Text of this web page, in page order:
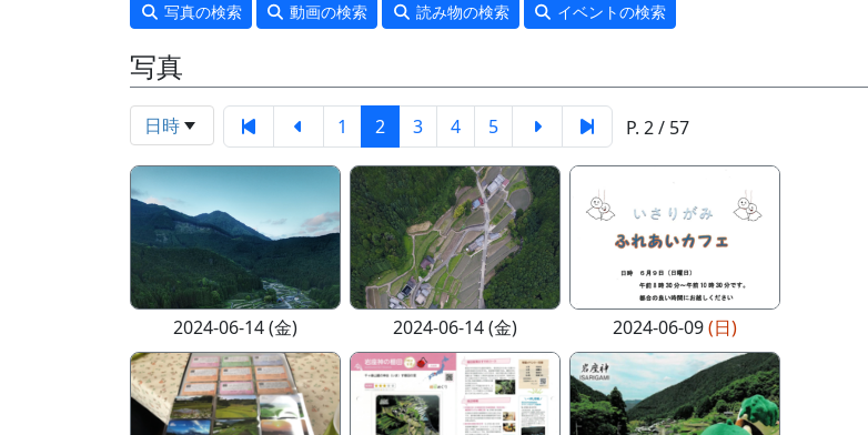
写真の検索 動画の検索 読み物の検索 イベントの検索
写真
日時 1 2 3 4 5 P. 2 / 57
2024-06-14 (金) 2024-06-14 (金) 2024-06-09(日)